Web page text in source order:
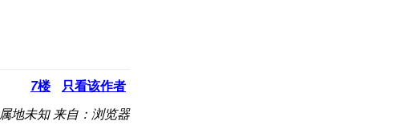
7楼 只看该作者
属地未知 来自：浏览器